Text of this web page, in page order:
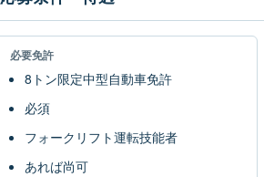
必要免許
8トン限定中型自動車免許
必須
フォークリフト運転技能者
あれば尚可